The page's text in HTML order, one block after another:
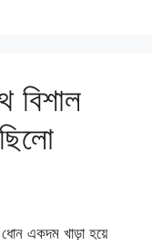
বিশাল
ধোন একদম খাড়া হয়ে